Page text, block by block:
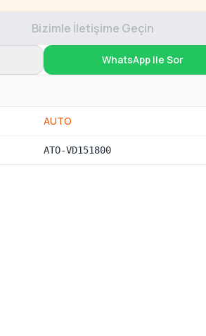
Bizimle İletişime Geçin
WhatsApp ile Sor
AUTO
ATO-VD151800